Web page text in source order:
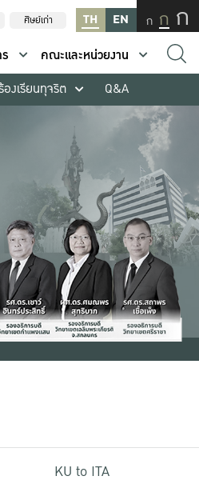
ศิษย์เก่า TH EN ก ก ก
คณะและหน่วยงาน
องเรียนทุจริต Q&A
KU to ITA